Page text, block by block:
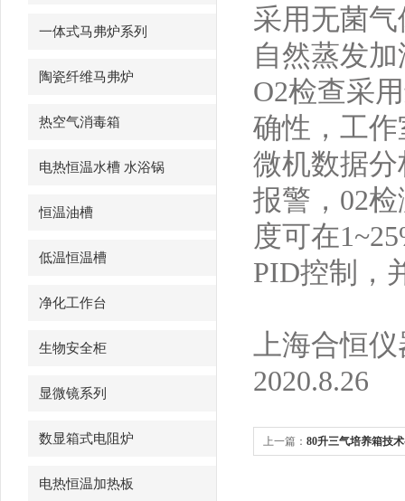
一体式马弗炉系列
陶瓷纤维马弗炉
热空气消毒箱
电热恒温水槽 水浴锅
恒温油槽
低温恒温槽
净化工作台
生物安全柜
显微镜系列
数显箱式电阻炉
电热恒温加热板
采用无菌
自然蒸发
O2检查采
确性，工作
微机数据
报警，02
度可在
PID控制，
上海合恒
2020.8.26
上一篇： 80升三气培养箱技